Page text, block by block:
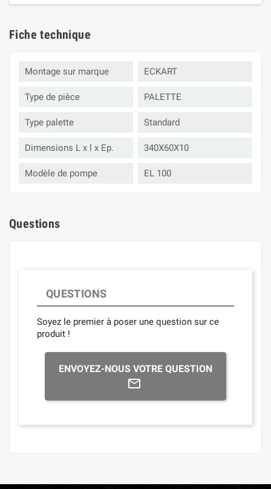
Fiche technique
Montage sur marque ECKART
Type de pièce PALETTE
Type palette Standard
Dimensions L x l x Ep. 340X60X10
Modèle de pompe EL 100
Questions
QUESTIONS
Soyez le premier à poser une question sur ce
produit !
ENVOYEZ-NOUS VOTRE QUESTION